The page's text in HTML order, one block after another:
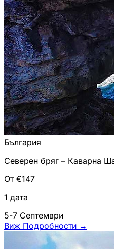
България
Северен бряг – Каварна
От €147
1 дата
5-7 Септември
Виж Подробности →